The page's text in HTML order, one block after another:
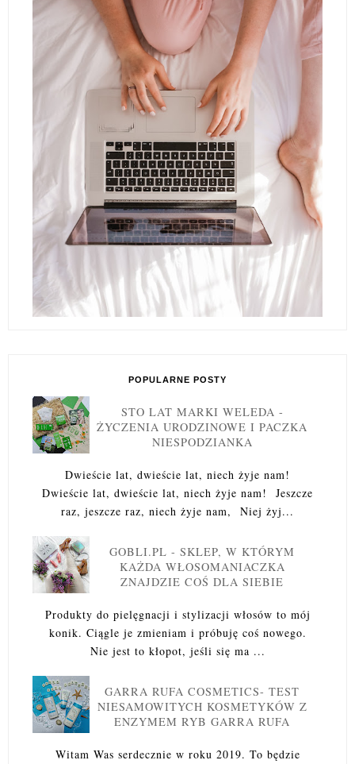
POPULARNE POSTY
STO LAT MARKI WELEDA -
ŻYCZENIA URODZINOWE I PACZKA
NIESPODZIANKA
Dwieście lat, dwieście lat, niech żyje nam!
Dwieście lat, dwieście lat, niech żyje nam! Jeszcze
raz, jeszcze raz, niech żyje nam, Niej żyj...
GOBLI.PL - SKLEP, W KTÓRYM
KAŻDA WŁOSOMANIACZKA
ZNAJDZIE COŚ DLA SIEBIE
Produkty do pielęgnacji i stylizacji włosów to mój
konik. Ciągle je zmieniam i próbuję coś nowego.
Nie jest to kłopot, jeśli się ma ...
GARRA RUFA COSMETICS- TEST
NIESAMOWITYCH KOSMETYKÓW Z
ENZYMEM RYB GARRA RUFA
Witam Was serdecznie w roku 2019. To będzie